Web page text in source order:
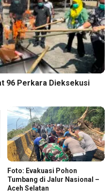
96 Perkara Dieksekusi
Foto: Evakuasi Pohon
Tumbang di Jalur Nasional –
Aceh Selatan